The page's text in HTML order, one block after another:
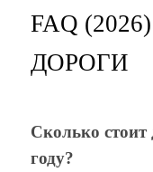
FAQ
ДОРОГИ
Сколько стоит
году?